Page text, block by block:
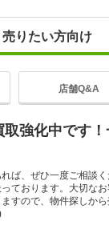
売りたい方向け
店舗Q&A
強化中です
ば、ぜひ一度ご相談
ております。大切な
すので、物件探しか